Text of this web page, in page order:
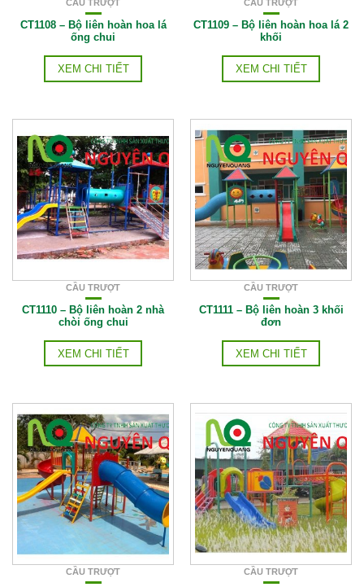
CẦU TRƯỢT
CT1108 – Bộ liên hoàn hoa lá
ống chui
XEM CHI TIẾT
CẦU TRƯỢT
CT1109 – Bộ liên hoàn hoa lá 2
khối
XEM CHI TIẾT
CẦU TRƯỢT
CT1110 – Bộ liên hoàn 2 nhà
chòi ống chui
XEM CHI TIẾT
CẦU TRƯỢT
CT1111 – Bộ liên hoàn 3 khối
đơn
XEM CHI TIẾT
CẦU TRƯỢT CẦU TRƯỢT